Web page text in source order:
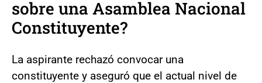
sobre una Asamblea Nacional
Constituyente?
La aspirante rechazó convocar una
constituyente y aseguró que el actual nivel de